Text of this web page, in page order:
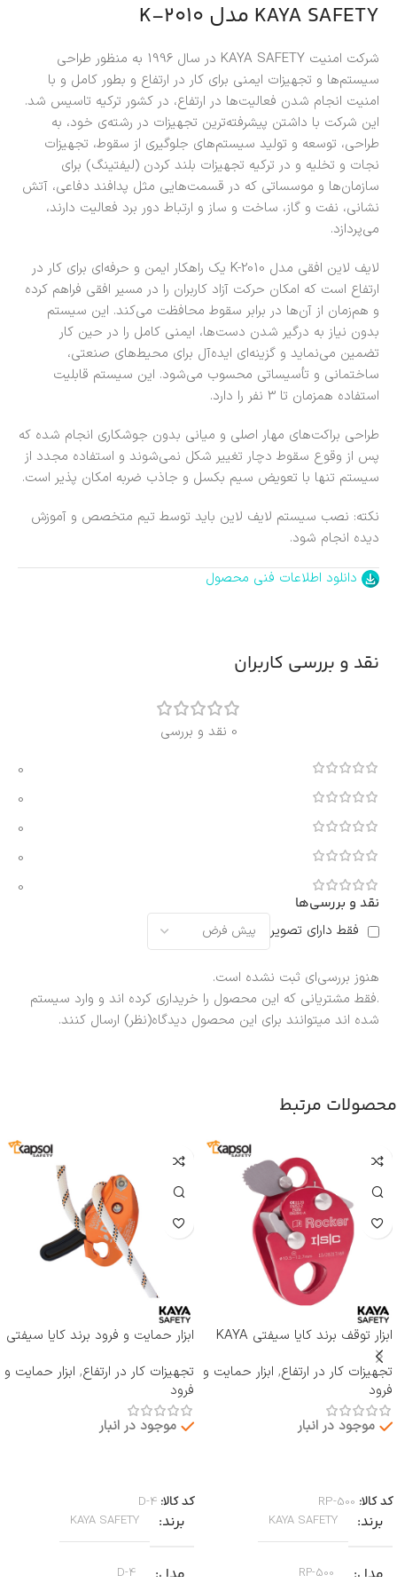
KAYA SAFETY مدل K-2010
شرکت امنیت KAYA SAFETY در سال 1996 به منظور طراحی
سیستم‌ها و تجهیزات ایمنی برای کار در ارتفاع و بطور کامل و با
امنیت انجام شدن فعالیت‌ها در ارتفاع، در کشور ترکیه تاسیس شد.
این شرکت با داشتن پیشرفته‌ترین تجهیزات در رشته‌ی خود، به
طراحی، توسعه و تولید سیستم‌های جلوگیری از سقوط، تجهیزات
نجات و تخلیه و در ترکیه تجهیزات بلند کردن (لیفتینگ) برای
سازمان‌ها و موسساتی که در قسمت‌هایی مثل پدافند دفاعی، آتش
نشانی، نفت و گاز، ساخت و ساز و ارتباط دور برد فعالیت دارند،
می‌پردازد.
لایف لاین افقی مدل K-2010 یک راهکار ایمن و حرفه‌ای برای کار در
ارتفاع است که امکان حرکت آزاد کاربران را در مسیر افقی فراهم کرده
و هم‌زمان از آن‌ها در برابر سقوط محافظت می‌کند. این سیستم
بدون نیاز به درگیر شدن دست‌ها، ایمنی کامل را در حین کار
تضمین می‌نماید و گزینه‌ای ایده‌آل برای محیط‌های صنعتی،
ساختمانی و تأسیساتی محسوب می‌شود. این سیستم قابلیت
استفاده همزمان تا 3 نفر را دارد.
طراحی براکت‌های مهار اصلی و میانی بدون جوشکاری انجام شده که
پس از وقوع سقوط دچار تغییر شکل نمی‌شوند و استفاده مجدد از
سیستم تنها با تعویض سیم بکسل و جاذب ضربه امکان پذیر است.
نکته: نصب سیستم لایف لاین باید توسط تیم متخصص و آموزش
دیده انجام شود.
دانلود اطلاعات فنی محصول
نقد و بررسی کاربران
0 نقد و بررسی
0
0
0
0
0
نقد و بررسی‌ها
فقط دارای تصویر
هنوز بررسی‌ای ثبت نشده است.
.فقط مشتریانی که این محصول را خریداری کرده اند و وارد سیستم
شده اند میتوانند برای این محصول دیدگاه(نظر) ارسال کنند.
محصولات مرتبط
ابزار توقف برند کایا سیفتی KAYA
SAFETY مدل RP-500 ROCKER
تجهیزات کار در ارتفاع, ابزار حمایت و
فرود
موجود در انبار
کد کالا: RP-500
برند KAYA SAFETY
مدل RP-500
ابزار حمایت و فرود برند کایا سیفتی
تجهیزات کار در ارتفاع, ابزار حمایت و
فرود
موجود در انبار
کد کالا: D-4
برند KAYA SAFETY
مدل D-4